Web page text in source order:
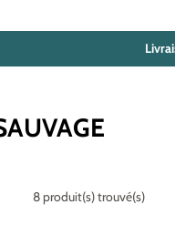
8 produit(s) trouvé(s)